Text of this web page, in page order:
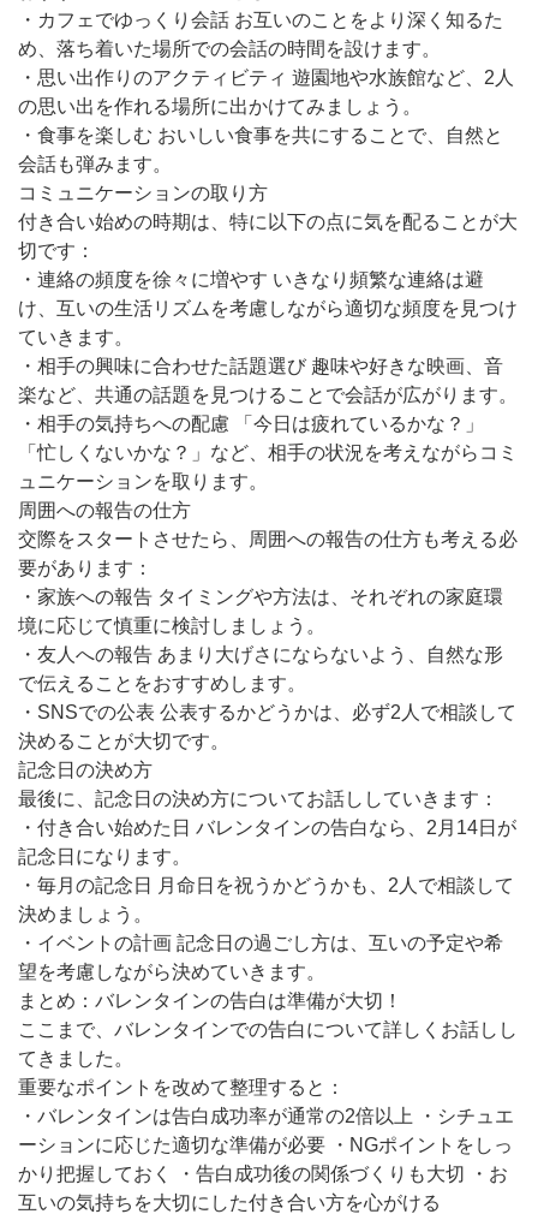
・カフェでゆっくり会話 お互いのことをより深く知るた
め、落ち着いた場所での会話の時間を設けます。
・思い出作りのアクティビティ 遊園地や水族館など、2人
の思い出を作れる場所に出かけてみましょう。
・食事を楽しむ おいしい食事を共にすることで、自然と
会話も弾みます。
コミュニケーションの取り方
付き合い始めの時期は、特に以下の点に気を配ることが大
切です：
・連絡の頻度を徐々に増やす いきなり頻繁な連絡は避
け、互いの生活リズムを考慮しながら適切な頻度を見つけ
ていきます。
・相手の興味に合わせた話題選び 趣味や好きな映画、音
楽など、共通の話題を見つけることで会話が広がります。
・相手の気持ちへの配慮 「今日は疲れているかな？」
「忙しくないかな？」など、相手の状況を考えながらコミ
ュニケーションを取ります。
周囲への報告の仕方
交際をスタートさせたら、周囲への報告の仕方も考える必
要があります：
・家族への報告 タイミングや方法は、それぞれの家庭環
境に応じて慎重に検討しましょう。
・友人への報告 あまり大げさにならないよう、自然な形
で伝えることをおすすめします。
・SNSでの公表 公表するかどうかは、必ず2人で相談して
決めることが大切です。
記念日の決め方
最後に、記念日の決め方についてお話ししていきます：
・付き合い始めた日 バレンタインの告白なら、2月14日が
記念日になります。
・毎月の記念日 月命日を祝うかどうかも、2人で相談して
決めましょう。
・イベントの計画 記念日の過ごし方は、互いの予定や希
望を考慮しながら決めていきます。
まとめ：バレンタインの告白は準備が大切！
ここまで、バレンタインでの告白について詳しくお話しし
てきました。
重要なポイントを改めて整理すると：
・バレンタインは告白成功率が通常の2倍以上 ・シチュエ
ーションに応じた適切な準備が必要 ・NGポイントをしっ
かり把握しておく ・告白成功後の関係づくりも大切 ・お
互いの気持ちを大切にした付き合い方を心がける